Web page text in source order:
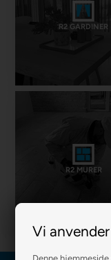
Vi
Denne
R2 GARDINER
R2 MURER